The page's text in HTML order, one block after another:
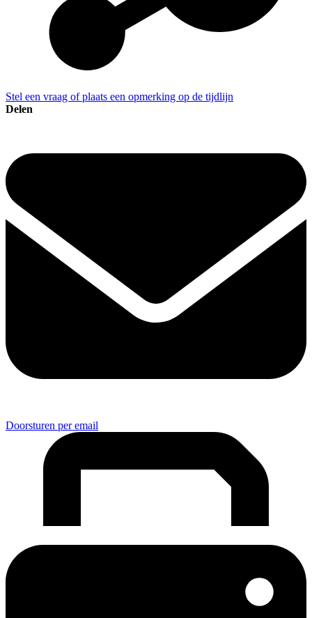
Stel een vraag of plaats een opmerking op de tijdlijn
Delen
Doorsturen per email